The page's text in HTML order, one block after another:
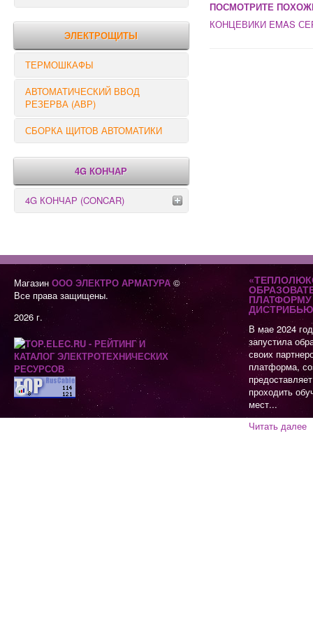
РЕЛЕ КОНТРОЛЯ
ЭЛЕКТРОЩИТЫ
ТЕРМОШКАФЫ
АВТОМАТИЧЕСКИЙ ВВОД
РЕЗЕРВА (АВР)
СБОРКА ЩИТОВ АВТОМАТИКИ
4G КОНЧАР
4G КОНЧАР (CONCAR)
ПОСМОТРИТЕ
КОНЦЕВИКИ EMAS
Магазин ООО ЭЛЕКТРО АРМАТУРА©
Все права защищены.
2026 г.
В мае 2024
запустила
своих
платформа,
проходить
мест...
Читать далее